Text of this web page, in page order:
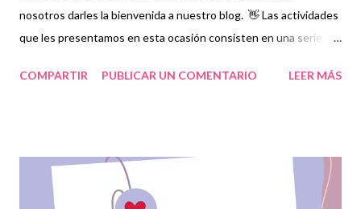
nosotros darles la bienvenida a nuestro blog. 👋 Las actividades
que les presentamos en esta ocasión consisten en una serie de
niños podrán trabajar para mejorar sus aprendizajes en las
por sus docentes para mejorar el nivel educativo de cada
estudiante. Es muy importante mantener a nuestros alumnos en
COMPARTIR PUBLICAR UN COMENTARIO LEER MÁS